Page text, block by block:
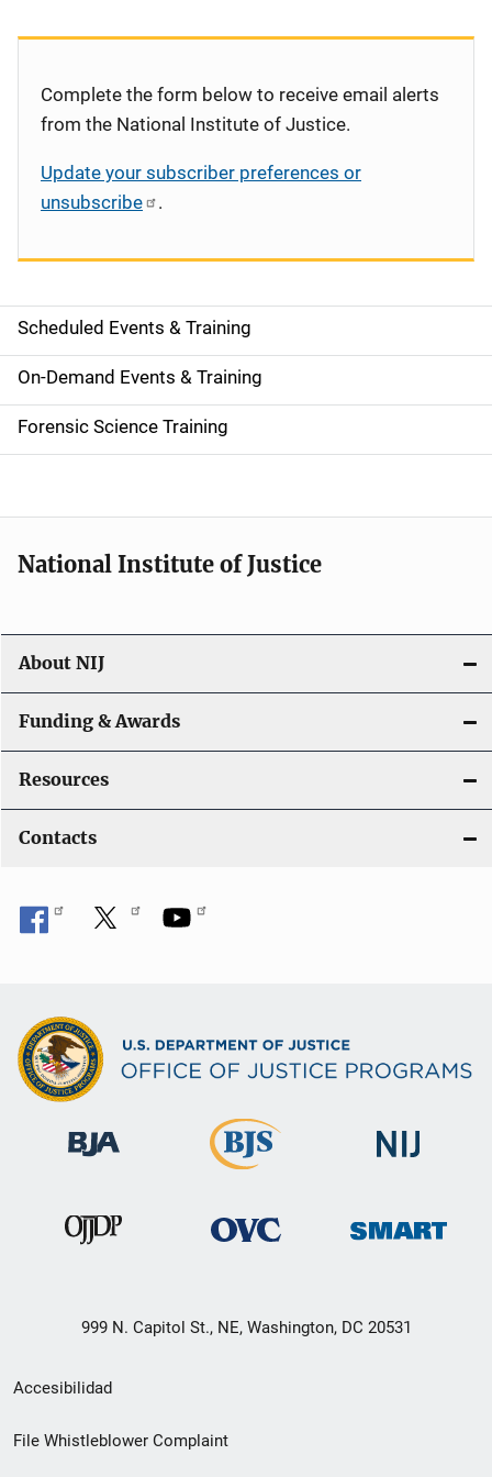
Complete the form below to receive email alerts
from the National Institute of Justice.
Update your subscriber preferences or
unsubscribe
.
S
i
d
e
n
a
i
g
a
t
i
o
n
Scheduled Events & Training
On-Demand Events & Training
Forensic Science Training
National Institute of Justice
About NIJ
Funding & Awards
Resources
Contacts
999 N. Capitol St., NE, Washington, DC 20531
Menú
de
Accesibilidad
File Whistleblower Complaint